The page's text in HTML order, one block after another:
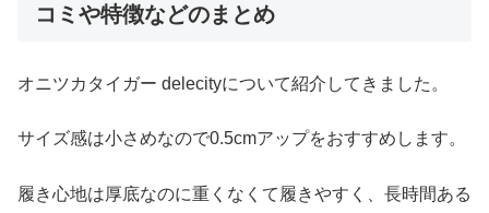
コミや特徴などのまとめ
オニツカタイガー delecityについて紹介してきました。
サイズ感は小さめなので0.5cmアップをおすすめします。
履き心地は厚底なのに重くなくて履きやすく、長時間ある